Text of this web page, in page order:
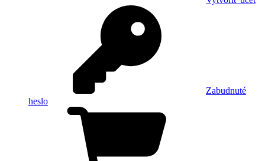
Zabudnuté
heslo